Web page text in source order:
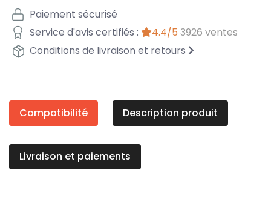
Paiement sécurisé
Service d'avis certifiés :
4.4/5 3926 ventes
Conditions de livraison et retours
Compatibilité Description produit
Livraison et paiements